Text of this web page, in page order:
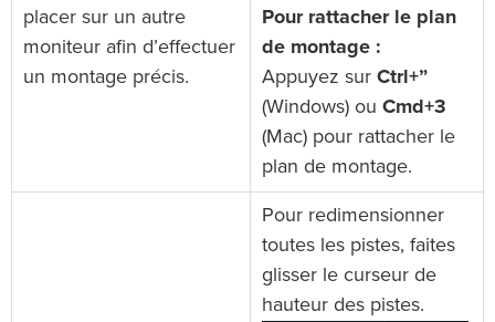
placer sur un autre
moniteur afin d’effectuer
un montage précis.
Pour rattacher le plan
de montage :
Appuyez sur Ctrl+”
(Windows) ou Cmd+3
(Mac) pour rattacher le
plan de montage.
Pour redimensionner
toutes les pistes, faites
glisser le curseur de
hauteur des pistes.